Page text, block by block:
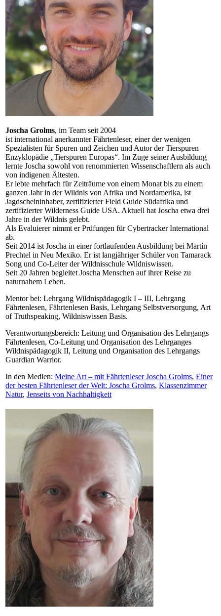
Joscha Grolms, im Team seit 2004
ist international anerkannter Fährtenleser, einer der wenigen
Spezialisten für Spuren und Zeichen und Autor der Tierspuren
Enzyklopädie „Tierspuren Europas“. Im Zuge seiner Ausbildung
lernte Joscha sowohl von renommierten Wissenschaftlern als auch
von indigenen Ältesten.
Er lebte mehrfach für Zeiträume von einem Monat bis zu einem
ganzen Jahr in der Wildnis von Afrika und Nordamerika, ist
Jagdscheininhaber, zertifizierter Field Guide Südafrika und
zertifizierter Wilderness Guide USA. Aktuell hat Joscha etwa drei
Jahre in der Wildnis gelebt.
Als Evaluierer nimmt er Prüfungen für Cybertracker International
ab.
Seit 2014 ist Joscha in einer fortlaufenden Ausbildung bei Martín
Prechtel in Neu Mexiko. Er ist langjähriger Schüler von Tamarack
Song und Co-Leiter der Wildnisschule Wildniswissen.
Seit 20 Jahren begleitet Joscha Menschen auf ihrer Reise zu
naturnahem Leben.
Mentor bei: Lehrgang Wildnispädagogik I – III, Lehrgang
Fährtenlesen, Fährtenlesen Basis, Lehrgang Selbstversorgung, Art
of Truthspeaking, Wildniswissen Basis.
Verantwortungsbereich: Leitung und Organisation des Lehrgangs
Fährtenlesen, Co-Leitung und Organisation des Lehrganges
Wildnispädagogik II, Leitung und Organisation des Lehrgangs
Guardian Warrior.
In den Medien: Meine Art – mit Fährtenleser Joscha Grolms, Einer
der besten Fährtenleser der Welt: Joscha Grolms, Klassenzimmer
Natur, Jenseits von Nachhaltigkeit